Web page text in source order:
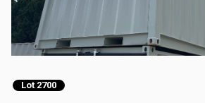
Lot 2700